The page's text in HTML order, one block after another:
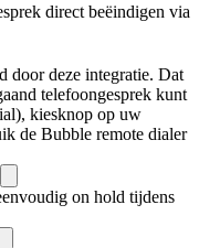
direct beëindigen via
door deze integratie. Dat
telefoongesprek kunt
kiesknop op uw
de Bubble remote dialer
on hold tijdens